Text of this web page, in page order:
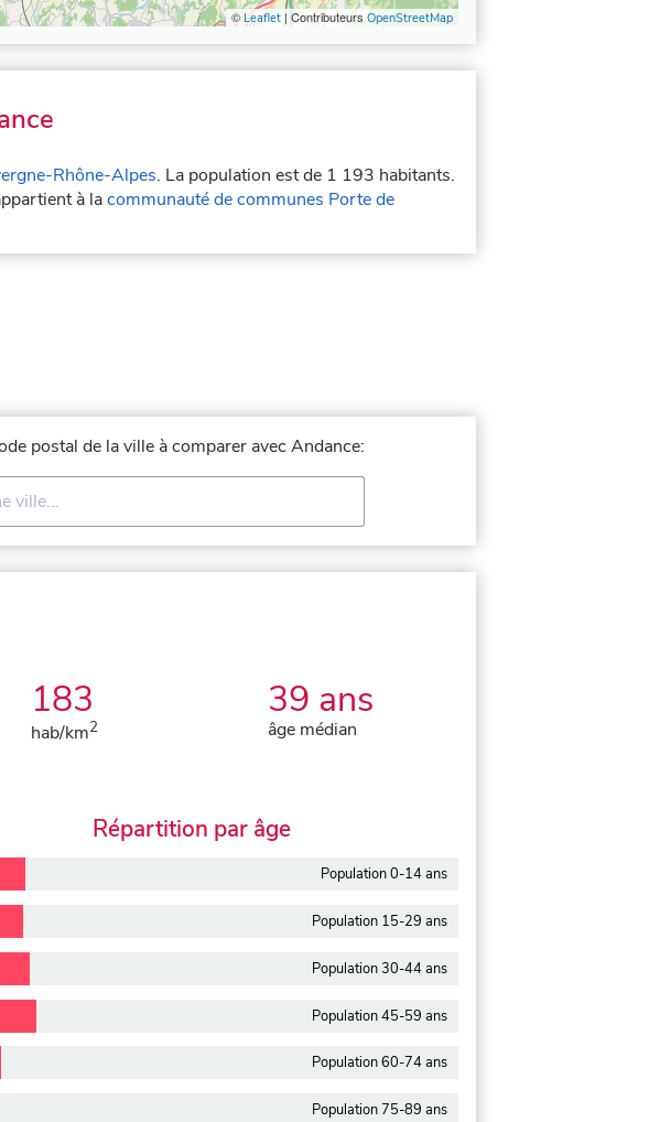
© Leaflet | Contributeurs OpenStreetMap
Rhône-Alpes. La population est de 1 193 habitants.
à lacommunauté de communes Porte de
postal de la ville à comparer avec Andance:
183
hab/km2
39 ans
âge médian
Répartition par âge
Population 0-14 ans
Population 15-29 ans
Population 30-44 ans
Population 45-59 ans
Population 60-74 ans
Population 75-89 ans